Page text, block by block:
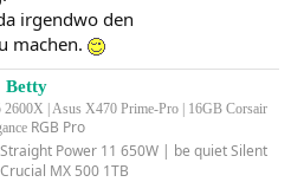
irgendwo den
machen.
Betty
| Asus X470 Prime-Pro | 16GB Corsair
RGB Pro
Power 11 650W | be quiet Silent
MX 500 1TB